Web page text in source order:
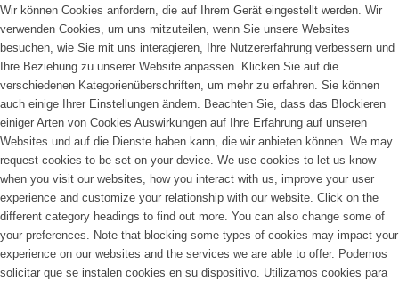
Wir können Cookies anfordern, die auf Ihrem Gerät eingestellt werden. Wir
verwenden Cookies, um uns mitzuteilen, wenn Sie unsere Websites
besuchen, wie Sie mit uns interagieren, Ihre Nutzererfahrung verbessern und
Ihre Beziehung zu unserer Website anpassen. Klicken Sie auf die
verschiedenen Kategorienüberschriften, um mehr zu erfahren. Sie können
auch einige Ihrer Einstellungen ändern. Beachten Sie, dass das Blockieren
einiger Arten von Cookies Auswirkungen auf Ihre Erfahrung auf unseren
Websites und auf die Dienste haben kann, die wir anbieten können. We may
request cookies to be set on your device. We use cookies to let us know
when you visit our websites, how you interact with us, improve your user
experience and customize your relationship with our website. Click on the
different category headings to find out more. You can also change some of
your preferences. Note that blocking some types of cookies may impact your
experience on our websites and the services we are able to offer. Podemos
solicitar que se instalen cookies en su dispositivo. Utilizamos cookies para